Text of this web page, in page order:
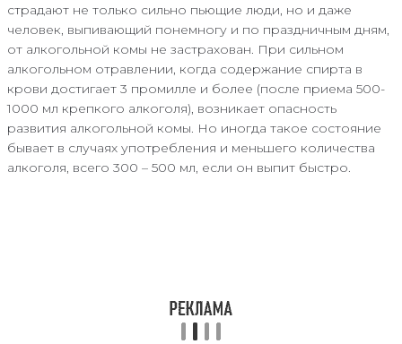
страдают не только сильно пьющие люди, но и даже
человек, выпивающий понемногу и по праздничным дням,
от алкогольной комы не застрахован. При сильном
алкогольном отравлении, когда содержание спирта в
крови достигает 3 промилле и более (после приема 500-
1000 мл крепкого алкоголя), возникает опасность
развития алкогольной комы. Но иногда такое состояние
бывает в случаях употребления и меньшего количества
алкоголя, всего 300 – 500 мл, если он выпит быстро.